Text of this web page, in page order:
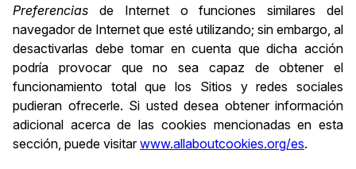
Preferencias de Internet o funciones similares del
navegador de Internet que esté utilizando; sin embargo, al
desactivarlas debe tomar en cuenta que dicha acción
podría provocar que no sea capaz de obtener el
funcionamiento total que los Sitios y redes sociales
pudieran ofrecerle. Si usted desea obtener información
adicional acerca de las cookies mencionadas en esta
sección, puede visitarwww.allaboutcookies.org/es.